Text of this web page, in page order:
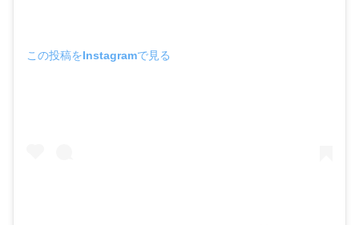
この投稿をInstagramで見る